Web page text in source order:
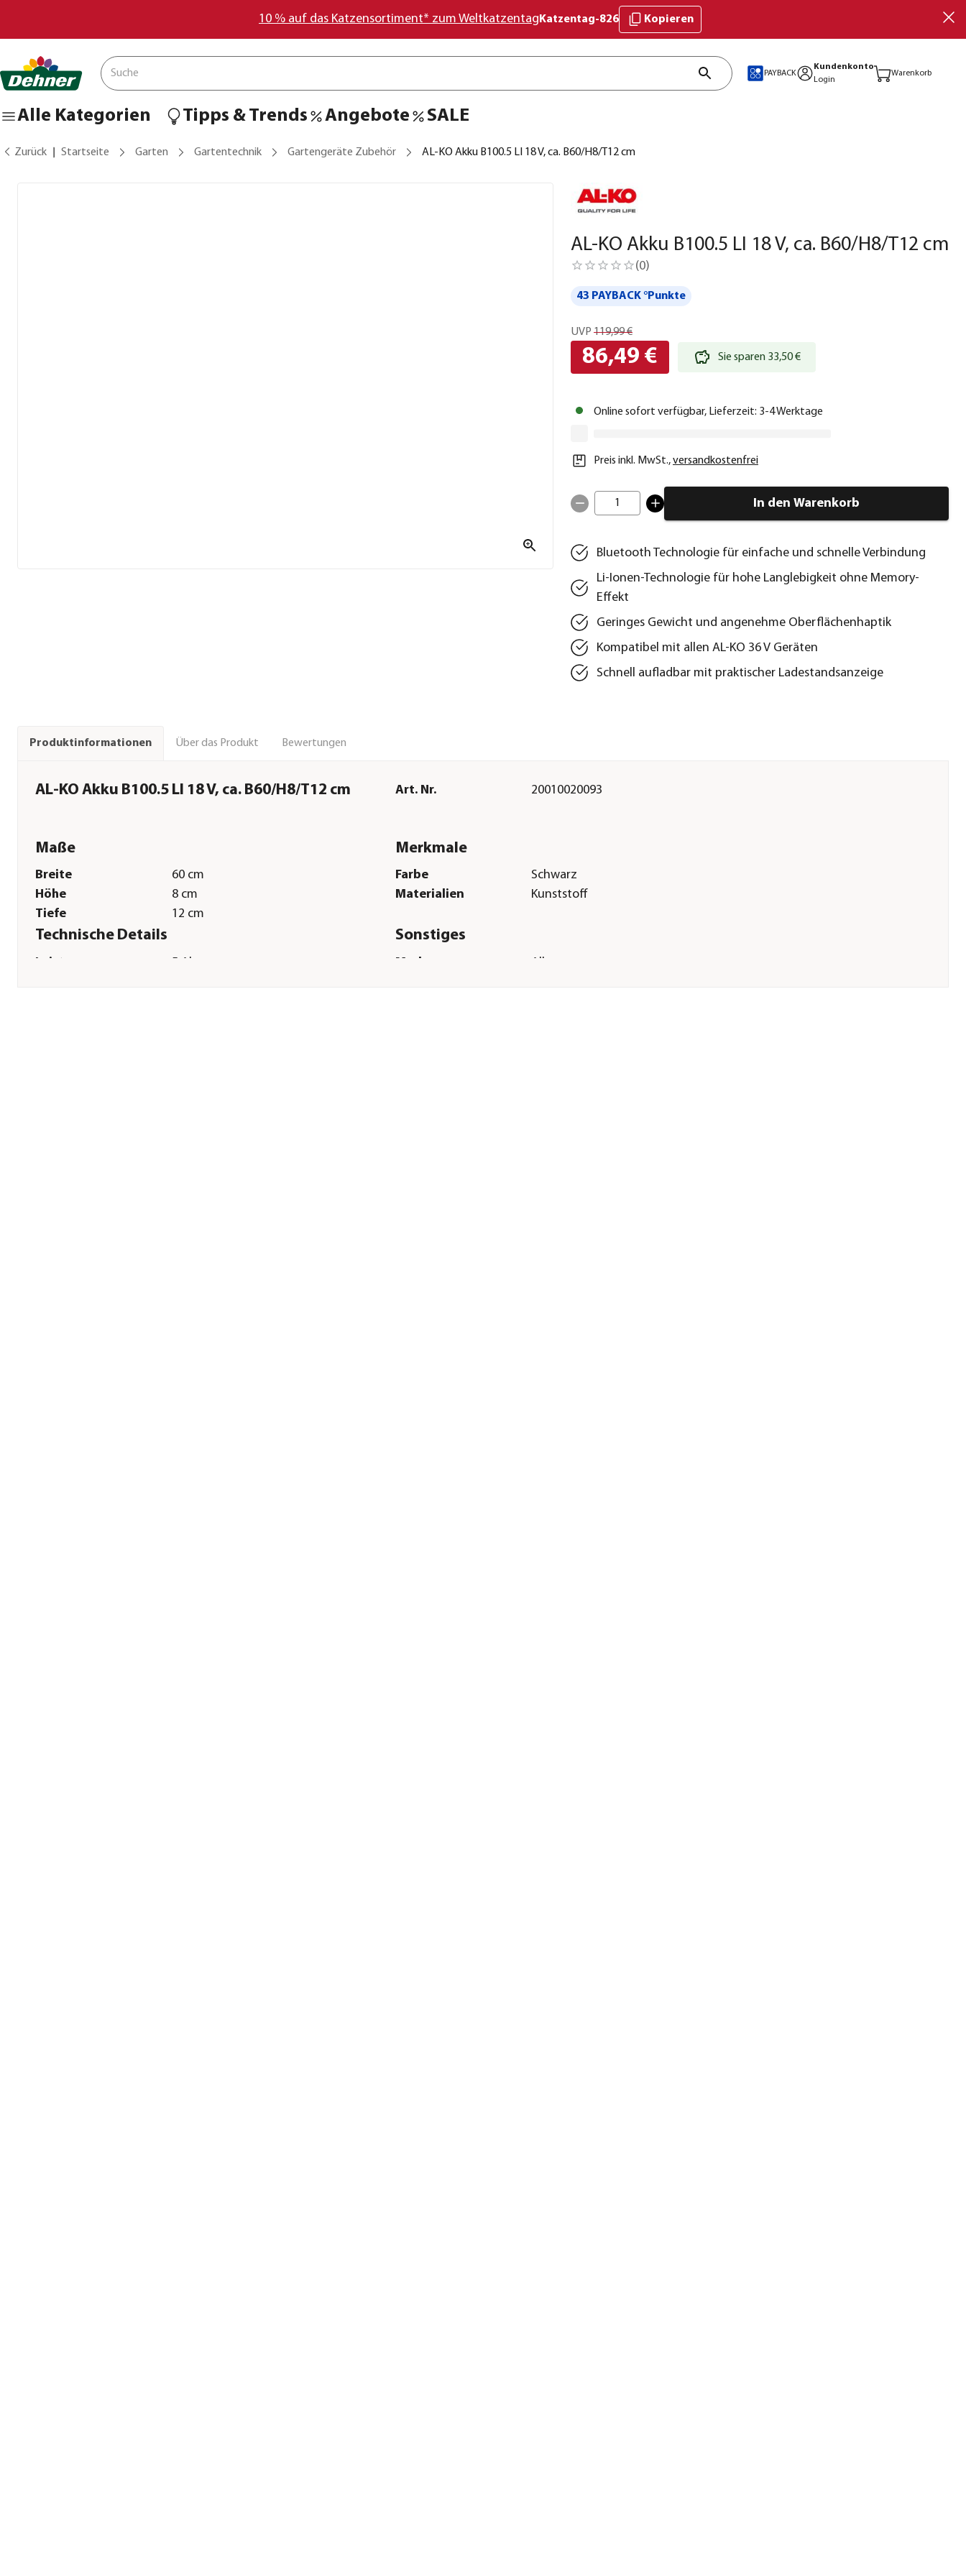
10 % auf das Katzensortiment* zum Weltkatzentag Katzentag-826 Kopieren
PAYBACK
Kundenkonto
Login
Warenkorb
Alle Kategorien Tipps & Trends Angebote SALE
Zurück Startseite Garten Gartentechnik Gartengeräte Zubehör AL-KO Akku B100.5 LI 18 V, ca. B60/H8/T12 cm
AL-KO Akku B100.5 LI 18 V, ca. B60/H8/T12 cm
(0)
43 PAYBACK °Punkte
UVP 119,99 €
86,49 € Sie sparen 33,50 €
Online sofort verfügbar, Lieferzeit: 3-4 Werktage
Preis inkl. MwSt.,versandkostenfrei
1 In den Warenkorb
Bluetooth Technologie für einfache und schnelle Verbindung
Li-Ionen-Technologie für hohe Langlebigkeit ohne Memory-
Effekt
Geringes Gewicht und angenehme Oberflächenhaptik
Kompatibel mit allen AL-KO 36 V Geräten
Schnell aufladbar mit praktischer Ladestandsanzeige
Produktinformationen Über das Produkt Bewertungen
AL-KO Akku B100.5 LI 18 V, ca. B60/H8/T12 cm Art. Nr. 20010020093
Maße
Breite
60 cm
Höhe
8 cm
Tiefe
12 cm
Merkmale
Farbe
Schwarz
Materialien
Kunststoff
Technische Details
Leistung
5 Ah
Sonstiges
Marke Alko